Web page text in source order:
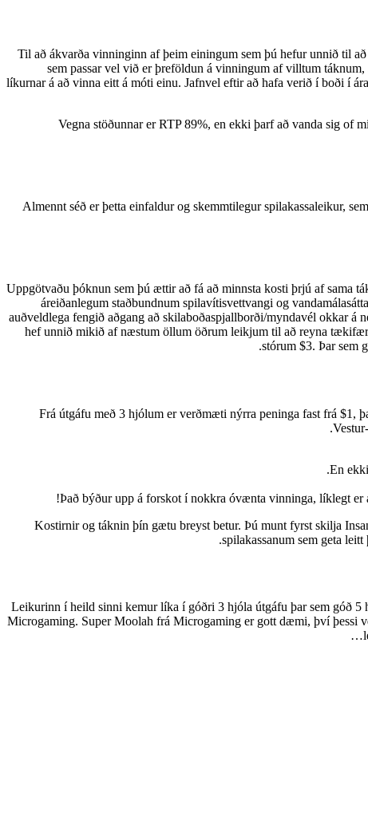
Til að ákvarða vinninginn af þeim einingum sem þú hefur unnið til
sem passar vel við er þreföldun á vinningum af villtum
líkurnar á að vinna eitt á móti einu. Jafnvel eftir að hafa verið í boði í
Vegna stöðunnar er RTP 89%, en ekki þarf að vanda sig of
Almennt séð er þetta einfaldur og skemmtilegur spilakassaleikur, sem
Uppgötvaðu þóknun sem þú ættir að fá að minnsta kosti þrjú af sama
áreiðanlegum staðbundnum spilavítisvettvangi og
auðveldlega fengið aðgang að skilaboðaspjallborði/myndavél okkar
hef unnið mikið af næstum öllum öðrum leikjum til að reyna
stórum $3. Þar sem
Frá útgáfu með 3 hjólum er verðmæti nýrra peninga fast frá $1,
En
Það býður upp á forskot í nokkra óvænta vinninga, líklegt
Kostirnir og táknin þín gætu breyst betur. Þú munt fyrst skilja
spilakassanum sem geta
Leikurinn í heild sinni kemur líka í góðri 3 hjóla útgáfu þar sem góð
Microgaming. Super Moolah frá Microgaming er gott dæmi, því þessi